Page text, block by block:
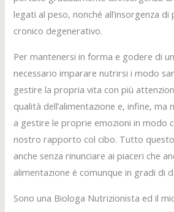
legati al peso, nonché all’insorgenza
cronico degenerativo.
Per mantenersi in forma e godere di
necessario imparare nutrirsi i modo
gestire la propria vita con più
qualità dell’alimentazione e, infine,
a gestire le proprie emozioni in modo
nostro rapporto col cibo. Tutto
anche senza rinunciare ai piaceri che
alimentazione è comunque in gradi di
Sono una Biologa Nutrizionista ed il